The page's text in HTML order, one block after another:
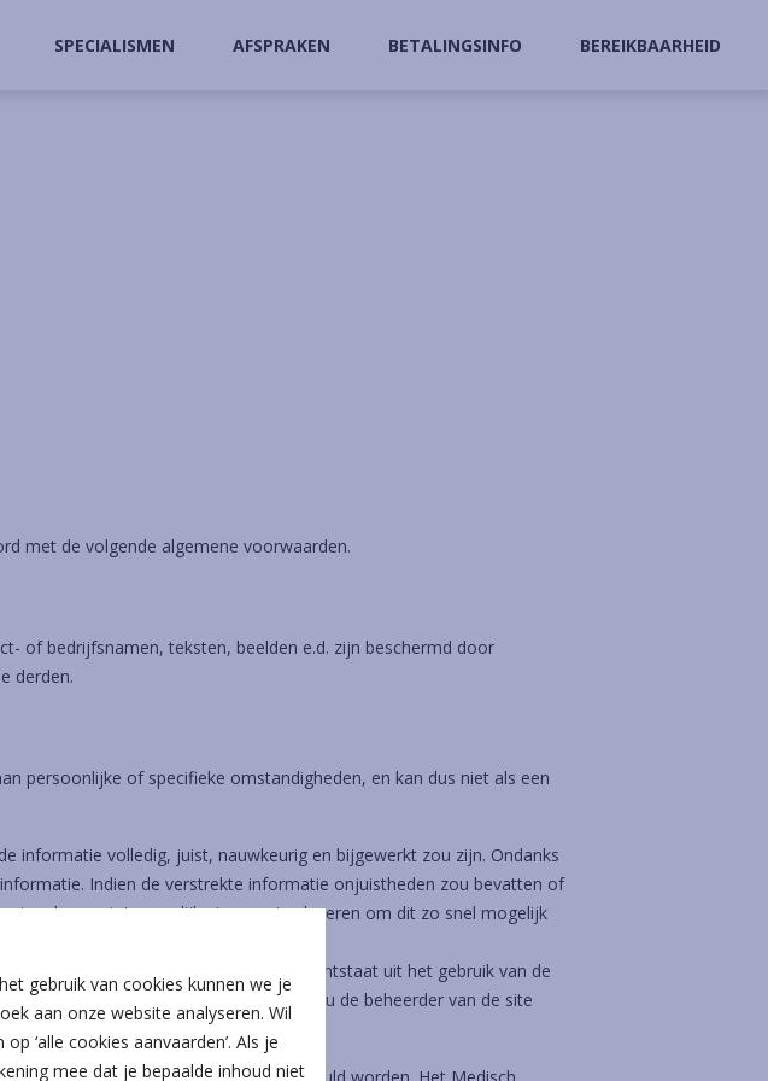
SPECIALISMEN AFSPRAKEN BETALINGSINFO BEREIKBAARHEID
met de volgende algemene voorwaarden.
of bedrijfsnamen, teksten, beelden e.d. zijn beschermd door
derden.
persoonlijke of specifieke omstandigheden, en kan dus niet als een
informatie volledig, juist, nauwkeurig en bijgewerkt zou zijn. Ondanks
Indien de verstrekte informatie onjuistheden zou bevatten of
de grootst mogelijke inspanning leveren om dit zo snel mogelijk
of onrechtstreekse schade die ontstaat uit het gebruik van de
site ter beschikking wordt gesteld, kan u de beheerder van de site
gebruik van cookies kunnen we je
aan onze website analyseren. Wil
‘alle cookies aanvaarden’. Als je
mee dat je bepaalde inhoud niet